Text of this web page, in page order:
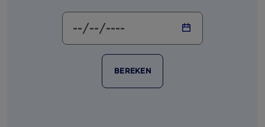
BEREKEN